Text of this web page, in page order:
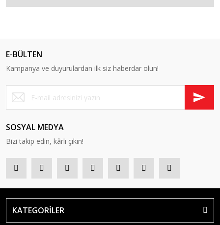
E-BÜLTEN
Kampanya ve duyurulardan ilk siz haberdar olun!
SOSYAL MEDYA
Bizi takip edin, kârlı çıkın!
KATEGORİLER